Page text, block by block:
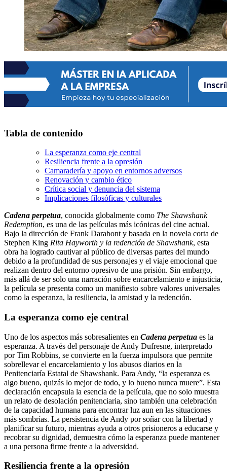
Tabla de contenido
La esperanza como eje central
Resiliencia frente a la opresión
Camaradería y apoyo en entornos adversos
Renovación y cambio ético
Crítica social y denuncia del sistema
Implicaciones filosóficas y culturales
Cadena perpetua, conocida globalmente como The Shawshank
Redemption, es una de las películas más icónicas del cine actual.
Bajo la dirección de Frank Darabont y basada en la novela corta de
Stephen King Rita Hayworth y la redención de Shawshank, esta
obra ha logrado cautivar al público de diversas partes del mundo
debido a la profundidad de sus personajes y el viaje emocional que
realizan dentro del entorno opresivo de una prisión. Sin embargo,
más allá de ser solo una narración sobre encarcelamiento e injusticia,
la película se presenta como un manifiesto sobre valores universales
como la esperanza, la resiliencia, la amistad y la redención.
La esperanza como eje central
Uno de los aspectos más sobresalientes en Cadena perpetua es la
esperanza. A través del personaje de Andy Dufresne, interpretado
por Tim Robbins, se convierte en la fuerza impulsora que permite
sobrellevar el encarcelamiento y los abusos diarios en la
Penitenciaría Estatal de Shawshank. Para Andy, “la esperanza es
algo bueno, quizás lo mejor de todo, y lo bueno nunca muere”. Esta
declaración encapsula la esencia de la película, que no solo muestra
un relato de desolación penitenciaria, sino también una celebración
de la capacidad humana para encontrar luz aun en las situaciones
más sombrías. La persistencia de Andy por soñar con la libertad y
planificar su futuro, mientras ayuda a otros prisioneros a educarse y
recobrar su dignidad, demuestra cómo la esperanza puede mantener
a una persona firme frente a la adversidad.
Resiliencia frente a la opresión